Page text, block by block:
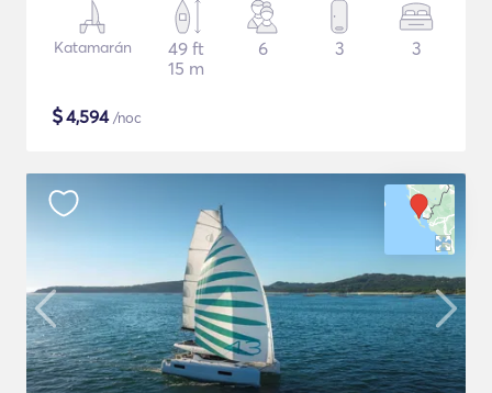
Katamarán
49 ft
15 m
6 3 3
$4,594/noc